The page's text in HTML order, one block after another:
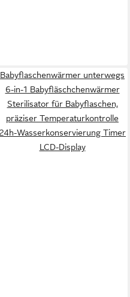
Babyflaschenwärmer unterwegs
6-in-1 Babyfläschchenwärmer
Sterilisator für Babyflaschen,
präziser Temperaturkontrolle
24h-Wasserkonservierung Timer
LCD-Display